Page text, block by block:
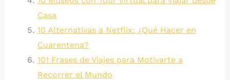
Casa
10 Alternativas a Netflix: ¿Qué Hacer en
Cuarentena?
101 Frases de Viajes para Motivarte a
Recorrer el Mundo